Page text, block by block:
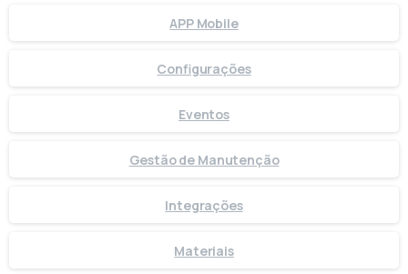
APP Mobile
Configurações
Eventos
Gestão de Manutenção
Integrações
Materiais